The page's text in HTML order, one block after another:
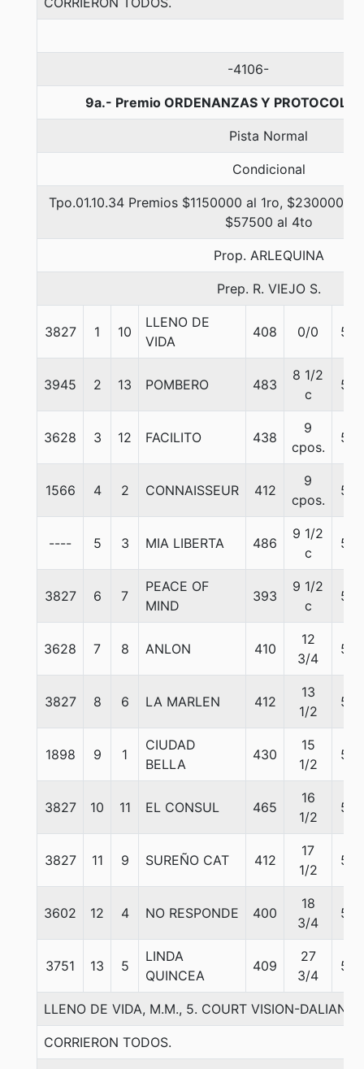
-4106-
9a.- Premio ORDENANZAS Y
Pista Normal
Condicional
Tpo.01.10.34 Premios $1150000 al 1ro, $230000
$57500 al 4to
Prop. ARLEQUINA
Prep. R. VIEJO S.
3827 1 10
LLENO DE
VIDA
408 0/0 57
3945 2 13 POMBERO 483
8 1/2
c
57
3628 3 12 FACILITO 438
9
cpos.
57
1566 4 2 CONNAISSEUR 412
9
cpos.
57
---- 5 3 MIA LIBERTA 486
9 1/2
c
55
3827 6 7
PEACE OF
MIND
393
9 1/2
c
55
3628 7 8 ANLON 410
12
3/4
57
3827 8 6 LA MARLEN 412
13
1/2
55
1898 9 1
CIUDAD
BELLA
430
15
1/2
54
3827 10 11 EL CONSUL 465
16
1/2
57
3827 11 9 SUREÑO CAT 412
17
1/2
57
3602 12 4 NO RESPONDE 400
18
3/4
55
3751 13 5
LINDA
QUINCEA
409
27
3/4
55
LLENO DE VIDA, M.M., 5. COURT VISION-
CORRIERON TODOS.